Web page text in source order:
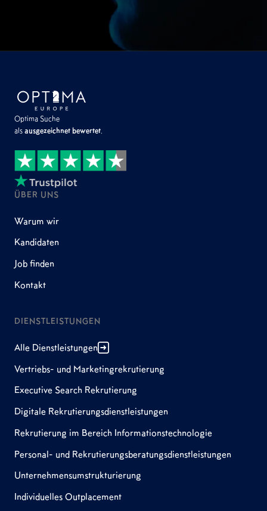
Optima Suche
als ausgezeichnet bewertet.
ÜBER UNS
Warum wir
Kandidaten
Job finden
Kontakt
DIENSTLEISTUNGEN
Alle Dienstleistungen
Vertriebs- und Marketingrekrutierung
Executive Search Rekrutierung
Digitale Rekrutierungsdienstleistungen
Rekrutierung im Bereich Informationstechnologie
Personal- und Rekrutierungsberatungsdienstleistungen
Unternehmensumstrukturierung
Individuelles Outplacement